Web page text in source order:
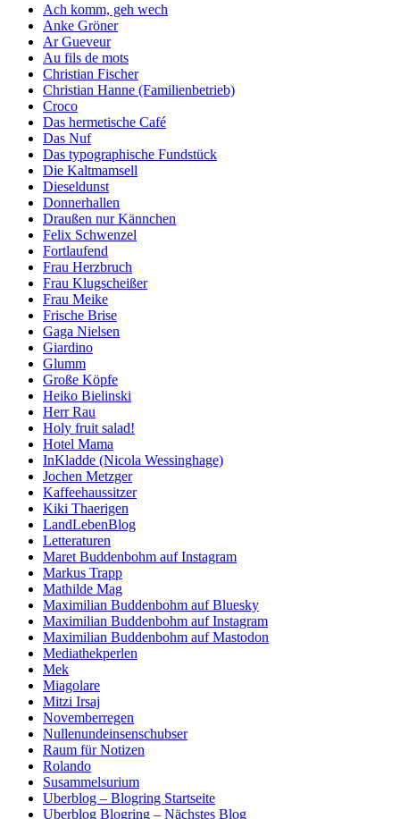
Ach komm, geh wech
Anke Gröner
Ar Gueveur
Au fils de mots
Christian Fischer
Christian Hanne (Familienbetrieb)
Croco
Das hermetische Café
Das Nuf
Das typographische Fundstück
Die Kaltmamsell
Dieseldunst
Donnerhallen
Draußen nur Kännchen
Felix Schwenzel
Fortlaufend
Frau Herzbruch
Frau Klugscheißer
Frau Meike
Frische Brise
Gaga Nielsen
Giardino
Glumm
Große Köpfe
Heiko Bielinski
Herr Rau
Holy fruit salad!
Hotel Mama
InKladde (Nicola Wessinghage)
Jochen Metzger
Kaffeehaussitzer
Kiki Thaerigen
LandLebenBlog
Letteraturen
Maret Buddenbohm auf Instagram
Markus Trapp
Mathilde Mag
Maximilian Buddenbohm auf Bluesky
Maximilian Buddenbohm auf Instagram
Maximilian Buddenbohm auf Mastodon
Mediathekperlen
Mek
Miagolare
Mitzi Irsaj
Novemberregen
Nullenundeinsenschubser
Raum für Notizen
Rolando
Susammelsurium
Uberblog – Blogring Startseite
Uberblog Blogring – Nächstes Blog